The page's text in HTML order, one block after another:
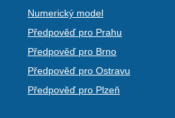
Numerický model
Předpověď pro Prahu
Předpověď pro Brno
Předpověď pro Ostravu
Předpověď pro Plzeň